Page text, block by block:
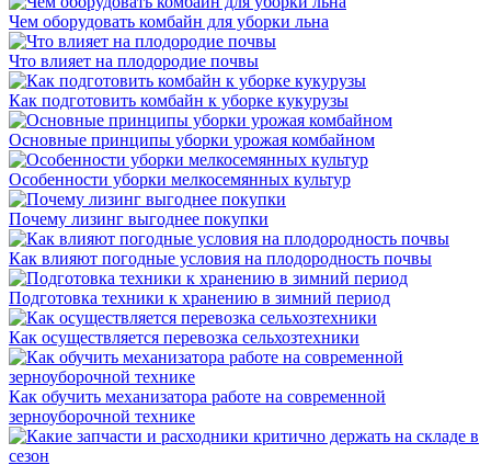
Чем оборудовать комбайн для уборки льна
Что влияет на плодородие почвы
Как подготовить комбайн к уборке кукурузы
Основные принципы уборки урожая комбайном
Особенности уборки мелкосемянных культур
Почему лизинг выгоднее покупки
Как влияют погодные условия на плодородность почвы
Подготовка техники к хранению в зимний период
Как осуществляется перевозка сельхозтехники
Как обучить механизатора работе на современной
зерноуборочной технике